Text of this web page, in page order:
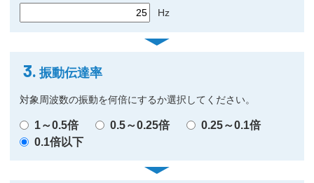
Hz
3. 振動伝達率
対象周波数の振動を何倍にするか選択してください。
1～0.5倍 0.5～0.25倍
0.25～0.1倍
0.1倍以下